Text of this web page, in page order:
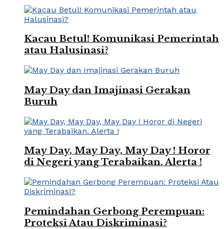
Kacau Betul! Komunikasi Pemerintah
atau Halusinasi?
May Day dan Imajinasi Gerakan
Buruh
May Day, May Day, May Day ! Horor
di Negeri yang Terabaikan. Alerta !
Pemindahan Gerbong Perempuan:
Proteksi Atau Diskriminasi?